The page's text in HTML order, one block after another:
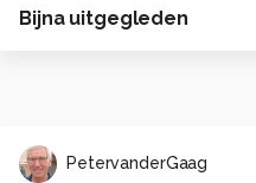
Bijna uitgegleden
PetervanderGaag